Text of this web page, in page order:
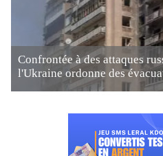
Confrontée à des attaques
l'Ukraine ordonne des